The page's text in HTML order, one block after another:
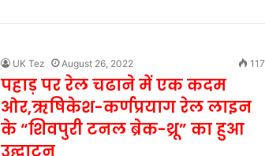
UK Tez August 26, 2022 117
पहाड़ पर रेल चढाने में एक कदम
ओर,ऋषिकेश-कर्णप्रयाग रेल लाइन
के “शिवपुरी टनल ब्रेक-थ्रू” का हुआ
उद्घाटन